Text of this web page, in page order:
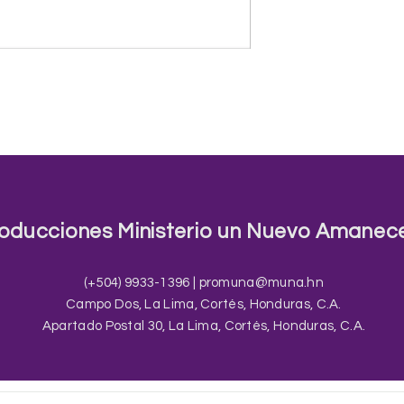
(+504) 9933-1396 | promuna@muna.hn
Campo Dos, La Lima, Cortés, Honduras, C.A.
Apartado Postal 30, La Lima, Cortés, Honduras, C.A.
Ministerio un Nuevo